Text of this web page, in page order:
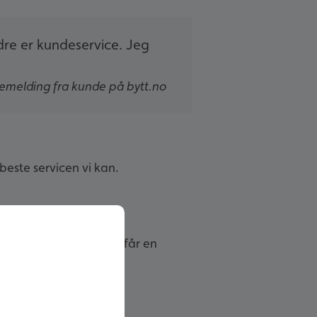
er kundeservice. Jeg
fra kunde på bytt.no
servicen vi kan.
like spent på om vi får en